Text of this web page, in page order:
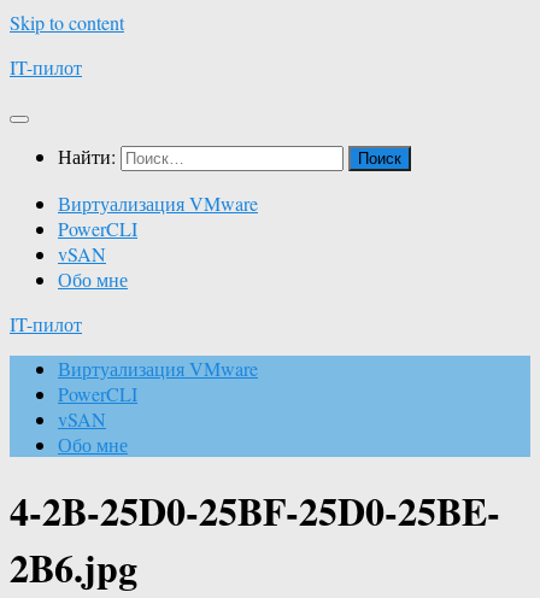
Skip to content
IT-пилот
Найти:
Виртуализация VMware
PowerCLI
vSAN
Обо мне
IT-пилот
Виртуализация VMware
PowerCLI
vSAN
Обо мне
4-2B-25D0-25BF-25D0-25BE-
2B6.jpg